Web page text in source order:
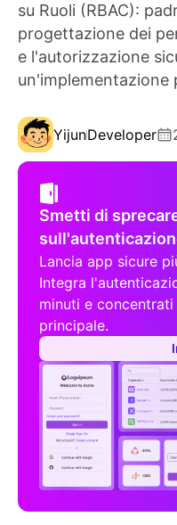
su Ruoli (RBAC):
progettazione dei
e l'autorizzazione
un'implementazione
YijunDeveloper
Smetti di
Lancia app sicure
Integra
minuti e
principale.